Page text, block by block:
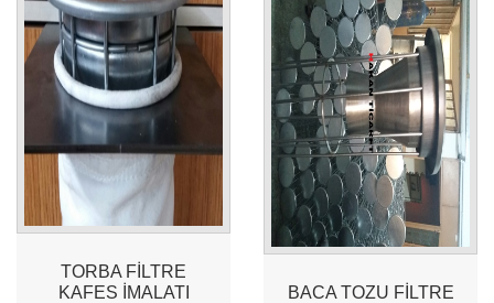
TORBA FILTRE
KAFES IMALATI
BACA TOZU FILTRE